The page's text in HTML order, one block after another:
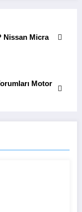
Nissan Micra
Motor